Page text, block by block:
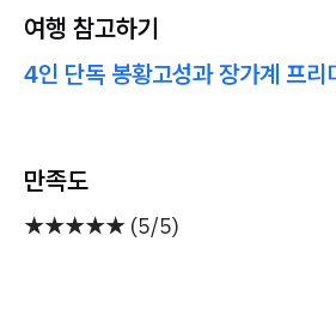
여행 참고하기
4인 단독 봉황고성과 장가계 프리
만족도
★★★★★ (5/5)